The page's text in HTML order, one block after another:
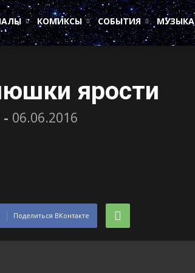
КОМИКСЫ СОБЫТИЯ МУЗЫКА
ярости
- 06.06.2016
Поделиться ВКонтакте